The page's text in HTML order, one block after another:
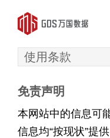
使用条款
免责声明
本网站中的信息可
信息均“按现状”提